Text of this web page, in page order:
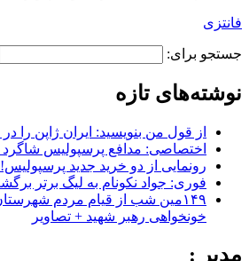
فانتزی
جستجو برای:
نوشته‌های تازه
از قول من بنویسید: ایران ژاپن را
اختصاصی: مدافع پرسپولیس
رونمایی از دو خرید جدید پرسپولیس!
فوری: جواد نکونام به لیگ برتر
۱۴۹مین شب از قیام مردم
خونخواهی رهبر شهید + تصاویر
مدیر :